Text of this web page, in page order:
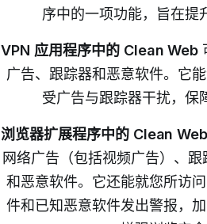
序中的一项功能，旨在提
VPN 应用程序中的 Clean Web
广告、跟踪器和恶意软件。它
受广告与跟踪器干扰，保
浏览器扩展程序中的 Clean Web
网络广告（包括视频广告）、
和恶意软件。它还能就您所访
件和已知恶意软件发出警报，